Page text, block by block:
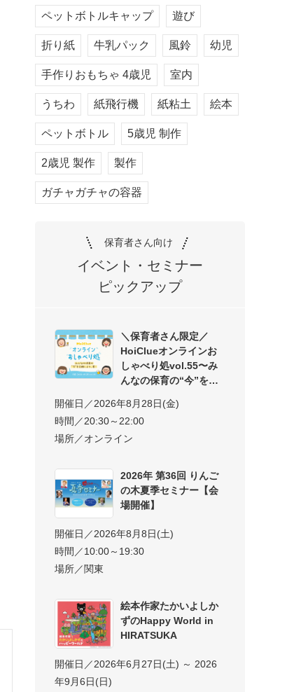
ペットボトルキャップ 遊び
折り紙 牛乳パック 風鈴 幼児
手作りおもちゃ 4歳児 室内
うちわ 紙飛行機 紙粘土 絵本
ペットボトル 5歳児 制作
2歳児 製作 製作
ガチャガチャの容器
保育者さん向け
イベント・セミナー
ピックアップ
＼保育者さん限定／
HoiClueオンラインお
しゃべり処vol.55〜み
んなの保育の“今”を交
開催日／2026年8月28日(金)
時間／20:30～22:00
場所／オンライン
2026年 第36回 りんご
の木夏季セミナー【会
場開催】
開催日／2026年8月8日(土)
時間／10:00～19:30
場所／関東
絵本作家たかいよしか
ずのHappy World in
HIRATSUKA
開催日／2026年6月27日(土) ～ 2026
年9月6日(日)